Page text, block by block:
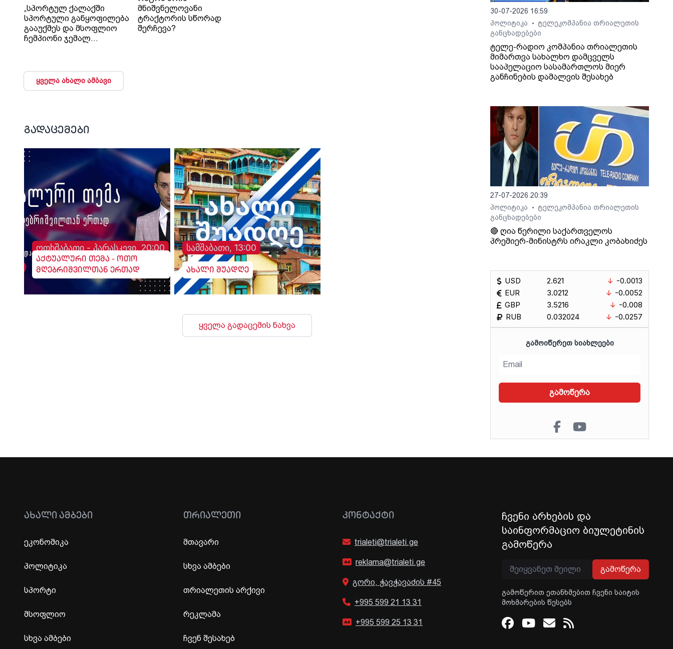
დაწყებული მოკვლევის
შესახებ, სამხედრო
ჰოსპიტალში კომენტარი
არც ამჯერად გააკეთეს
„სპორტულ ქალაქში
სპორტული განყოფილება
გააუქმეს და მსოფლიო
ჩემპიონი ჯემალ
მნიშვნელოვანი
ტრაქტორის სწორად
შერჩევა?
ყველა ახალი ამბავი
გადაცემები
ოთხშაბათი - პარასკევი, 20:00
აქტუალური თემა - ოთო
მღებრიშვილთან ერთად
სამშაბათი, 13:00
ახალი შუადღე
ყველა გადაცემის ნახვა
30-07-2026 16:59
პოლიტიკა
•
ტელეკომპანია თრიალეთის
განცხადებები
ტელე-რადიო კომპანია თრიალეთის
მიმართვა სახალხო დამცველს
სააპელაციო სასამართლოს მიერ
განჩინების დამალვის შესახებ
27-07-2026 20:39
პოლიტიკა
•
ტელეკომპანია თრიალეთის
განცხადებები
🔴 ღია წერილი საქართველოს
პრემიერ-მინისტრს ირაკლი კობახიძეს
USD
EUR
GBP
RUB
2.621
3.0212
3.5216
0.032024
-0.0013
-0.0052
-0.008
-0.0257
ᲒᲐᲛᲝᲘᲬᲔᲠᲔᲗ ᲡᲘᲐᲮᲚᲔᲔᲑᲘ
გამოწერა
ᲐᲮᲐᲚᲘ ᲐᲛᲑᲔᲑᲘ
ეკონომიკა
პოლიტიკა
სპორტი
მსოფლიო
სხვა ამბები
ᲗᲠᲘᲐᲚᲔᲗᲘ
მთავარი
სხვა ამბები
თრიალეთის არქივი
რეკლამა
ჩვენ შესახებ
ᲙᲝᲜᲢᲐᲥᲢᲘ
trialeti@trialeti.ge
reklama@trialeti.ge
გორი, ჭავჭავაძის #45
+995 599 21 13 31
+995 599 25 13 31
ჩვენი არხების და
საინფორმაციო ბიულეტინის
გამოწერა
გამოწერა
გამოწერით ეთანხმებით ჩვენი საიტის
მოხმარების წესებს
Facebook
Youtube
Email
RSS